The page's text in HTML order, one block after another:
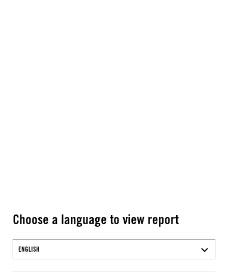
Choose a language to view report
ENGLISH